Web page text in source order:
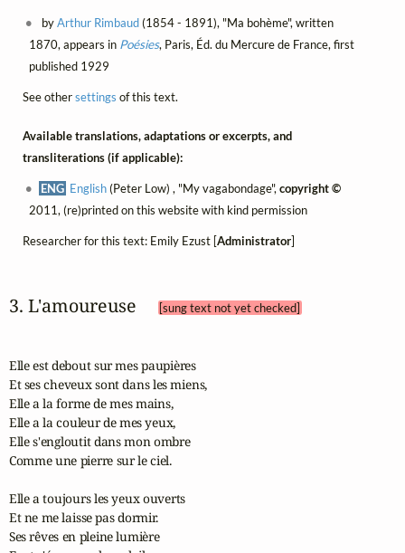
byArthur Rimbaud(1854 - 1891), "Ma bohème", written
1870, appears in Poésies, Paris, Éd. du Mercure de France, first
published 1929
See othersettings of this text.
Available translations, adaptations or excerpts, and
transliterations (if applicable):
ENG English(Peter Low) , "My vagabondage",copyright ©
2011, (re)printed on this website with kind permission
Researcher for this text: Emily Ezust [Administrator]
3. L'amoureuse [sung text not yet checked]
Elle est debout sur mes paupières
Et ses cheveux sont dans les miens,
Elle a la forme de mes mains,
Elle a la couleur de mes yeux,
Elle s'engloutit dans mon ombre
Comme une pierre sur le ciel.
Elle a toujours les yeux ouverts
Et ne me laisse pas dormir.
Ses rêves en pleine lumière